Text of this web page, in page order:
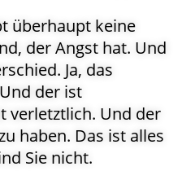
überhaupt keine
der Angst hat. Und
Ja, das
der ist
verletztlich. Und der
haben. Das ist alles
Sie nicht.